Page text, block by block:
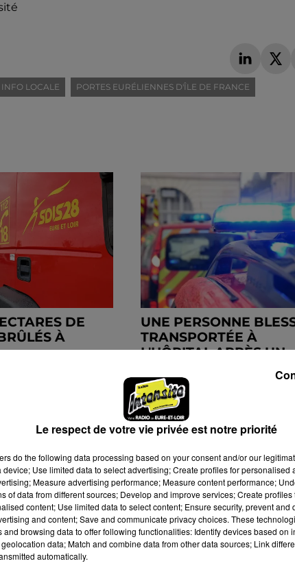
INFO LOCALE PORTES EURÉLIENNES D'ÎLE DE FRANCE
DE
À
UNE PERSONNE
TRANSPORTÉE À
L'HÔPITAL APRÈS UN
Le respect de votre vie privée est notre priorité
do the following data processing based on your consent and/or our
Use limited data to select advertising; Create profiles for personalised
Measure advertising performance; Measure content performance;
of data from different sources; Develop and improve services; Create
content; Use limited data to select content; Ensure security, prevent and
and content; Save and communicate privacy choices. These
and browsing data to offer following functionalities: Identify devices based on
data; Match and combine data from other data sources; Link
automatically.